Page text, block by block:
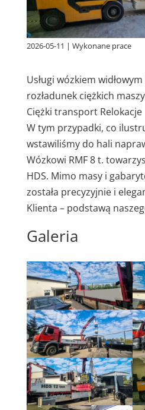
2026-05-11 | Wykonane prace
Usługi wózkiem
rozładunek ciężkich
Ciężki transport Relokacje
W tym przypadki, co
wstawiliśmy do hali
Wózkowi RMF 8 t.
HDS. Mimo masy i
została precyzyjnie i
Klienta – podstawą
Galeria